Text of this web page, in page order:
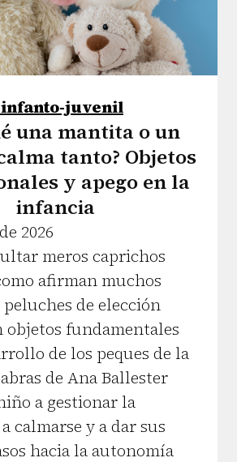
juvenil
una mantita o un
tanto? Objetos
y apego en la
infancia
2026
meros caprichos
afirman muchos
de elección
fundamentales
de los peques de la
de Ana Ballester
a gestionar la
calmarse y a dar sus
hacia la autonomía